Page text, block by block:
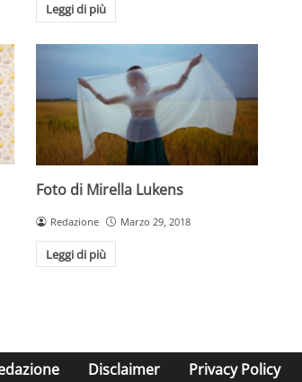
Leggi di più
Foto di Mirella Lukens
Redazione Marzo 29, 2018
Leggi di più
Disclaimer Privacy Policy